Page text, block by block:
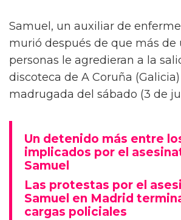
Samuel, un auxiliar de
murió después de que más de
personas le agredieran a la
discoteca de A Coruña
madrugada del sábado (3 de
Un detenido más entre
implicados por el
Samuel
Las protestas por el
Samuel en Madrid
cargas policiales